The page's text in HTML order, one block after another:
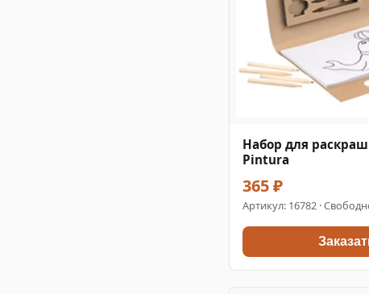
Набор для
Pintura
365 ₽
Артикул: 16782 ·